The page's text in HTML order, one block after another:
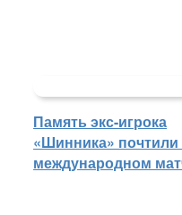
Память экс-игрока
«Шинника» почтили
международном